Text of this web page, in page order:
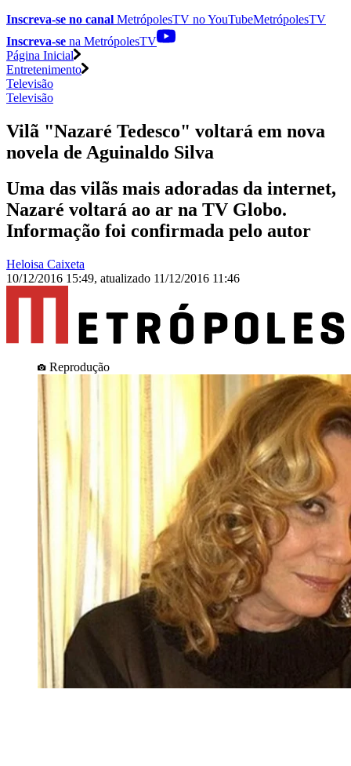
Inscreva-se no canal MetrópolesTV noYouTubeMetrópolesTV
Inscreva-se na MetrópolesTV
Página Inicial
Entretenimento
Televisão
Televisão
Vilã "Nazaré Tedesco" voltará em nova
novela de Aguinaldo Silva
Uma das vilãs mais adoradas da internet,
Nazaré voltará ao ar na TV Globo.
Informação foi confirmada pelo autor
Heloisa Caixeta
10/12/2016 15:49, atualizado 11/12/2016 11:46
Reprodução